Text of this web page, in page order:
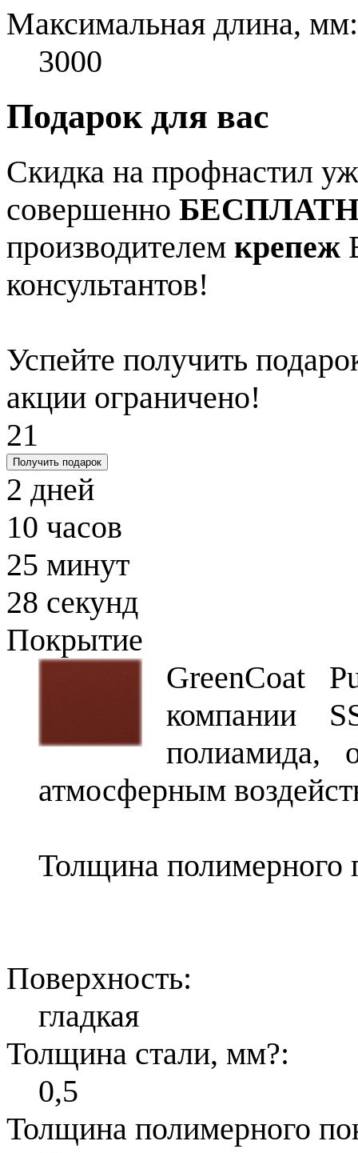
Максимальная длина, мм:
3000
Подарок для вас
Скидка на профнастил
совершенно
производителем крепеж
консультантов!
Успейте получить
акции ограничено!
21
Получить подарок
2 дней
10 часов
25 минут
27 секунд
Покрытие
GreenCoat
компании
полиамида,
атмосферным
Толщина полимерного
Поверхность:
гладкая
Толщина стали, мм?:
0,5
Толщина полимерного